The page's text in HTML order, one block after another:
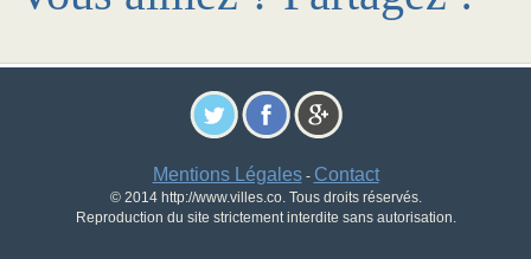
Mentions Légales- Contact
© 2014 http://www.villes.co. Tous droits réservés.
Reproduction du site strictement interdite sans autorisation.